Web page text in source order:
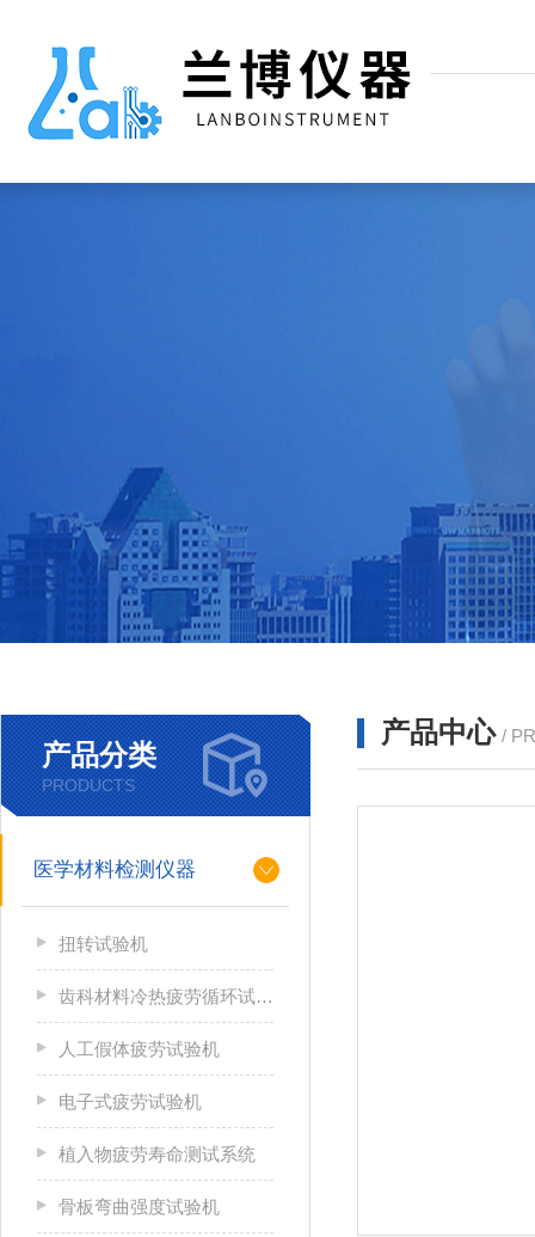
产品分类
PRODUCTS
医学材料检测仪器
扭转试验机
齿科材料冷热疲劳循环试验机
人工假体疲劳试验机
电子式疲劳试验机
植入物疲劳寿命测试系统
骨板弯曲强度试验机
产品中心 /